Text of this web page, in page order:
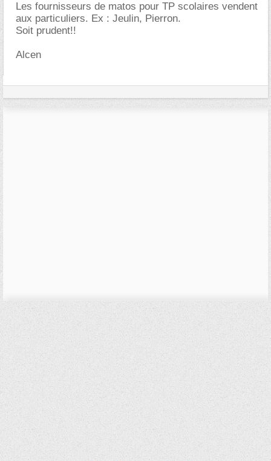
Les fournisseurs de matos pour TP scolaires vendent
aux particuliers. Ex : Jeulin, Pierron.
Soit prudent!!
Alcen